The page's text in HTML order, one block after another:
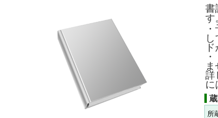
書
す
詳
に
所